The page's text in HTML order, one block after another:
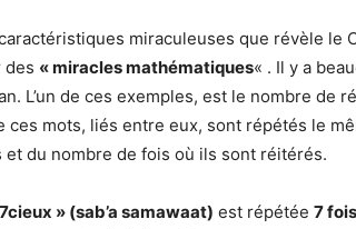
miraculeuses que révèle le
des « miracles mathématiques« . Il y a
L’un de ces exemples, est le nombre de
ces mots, liés entre eux, sont répétés le
et du nombre de fois où ils sont réitérés.
» (sab’a samawaat) est répétée 7 fois